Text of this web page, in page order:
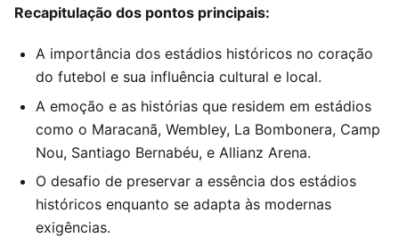
Recapitulação dos pontos principais:
A importância dos estádios históricos no coração
do futebol e sua influência cultural e local.
A emoção e as histórias que residem em estádios
como o Maracanã, Wembley, La Bombonera, Camp
Nou, Santiago Bernabéu, e Allianz Arena.
O desafio de preservar a essência dos estádios
históricos enquanto se adapta às modernas
exigências.